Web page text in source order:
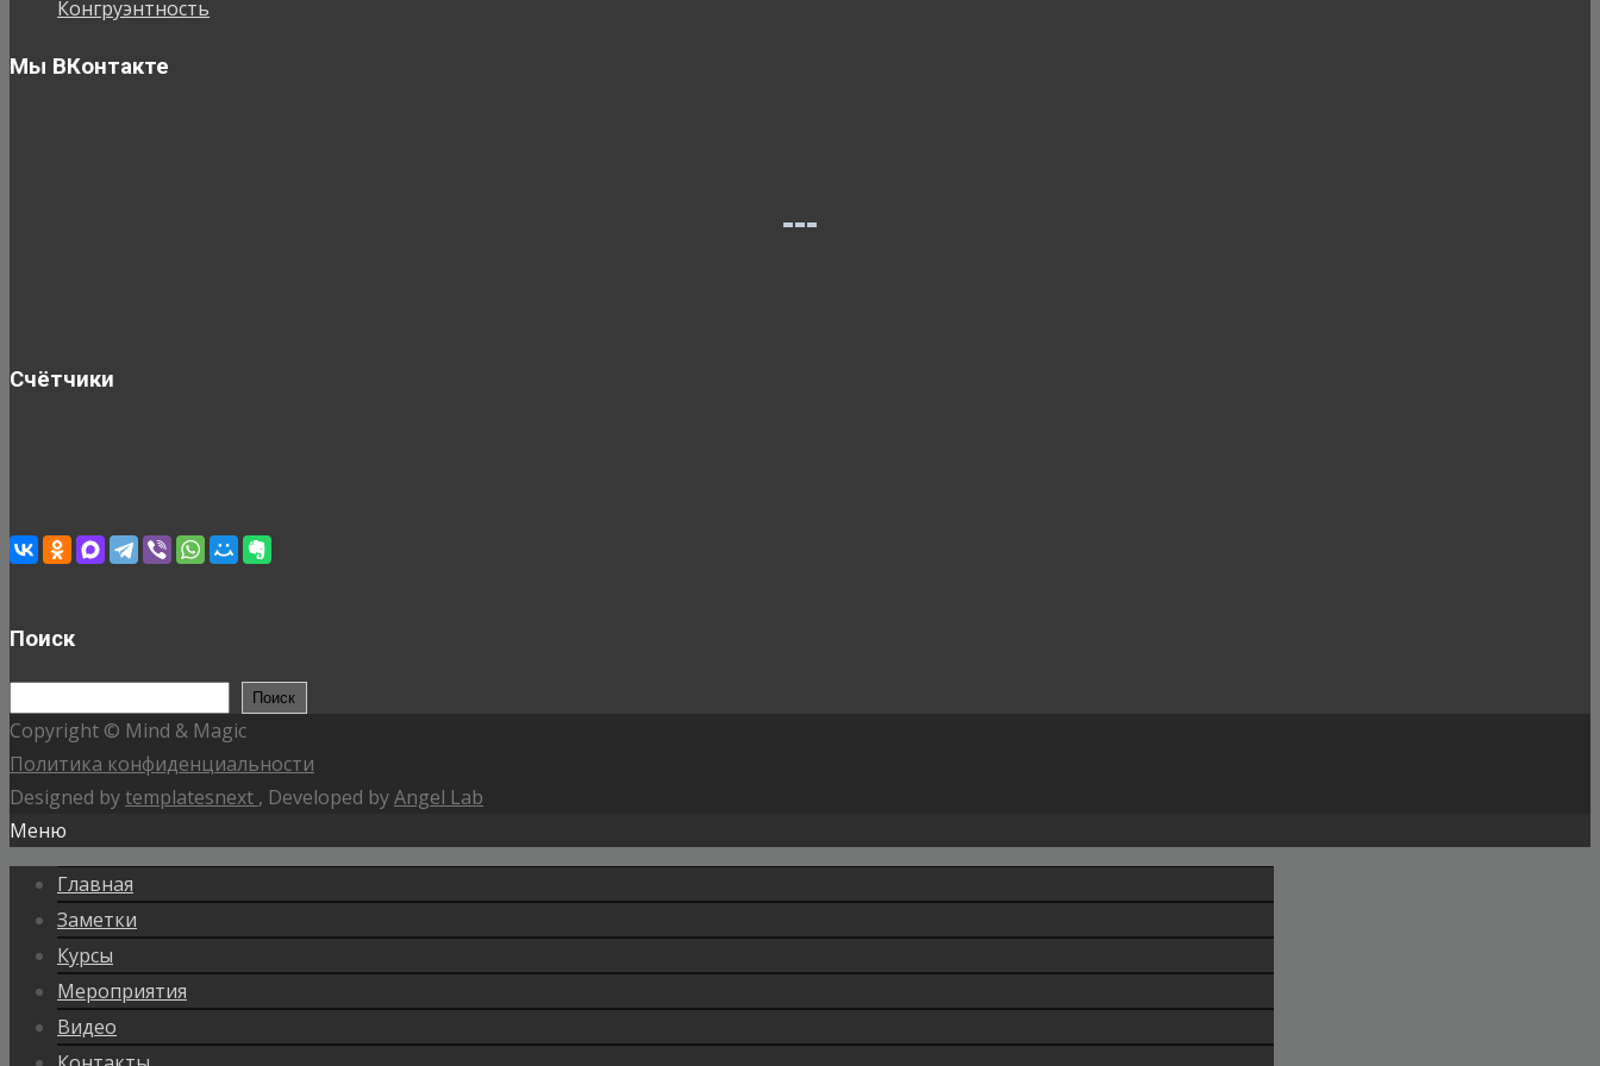
Конгруэнтность
Мы ВКонтакте
Счётчики
Поиск
Поиск
Copyright © Mind & Magic
Политика конфиденциальности
Designed bytemplatesnext , Developed byAngel Lab
Меню
Главная
Заметки
Курсы
Мероприятия
Видео